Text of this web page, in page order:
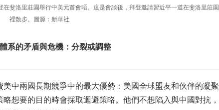
在斐洛里莊園舉行中美元首會晤。這是會談後，拜登邀請習近平一道在斐洛里莊園
裡散步。圖源：新華社
系的矛盾與危機：分裂或調整
中兩國長期競爭中的最大優勢：美國全球盟友和伙伴的凝聚
想要的目的時會採取迴避策略。他們不想陷入與中國對抗，